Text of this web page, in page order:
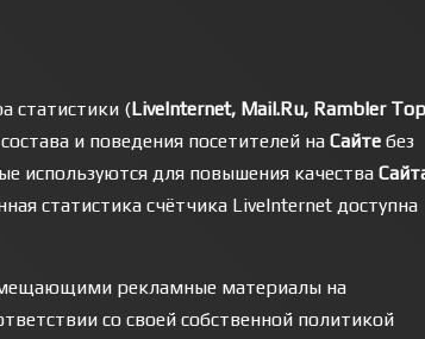
статистики (LiveInternet, Mail.Ru, Rambler Top
и поведения посетителей на Сайте без
используются для повышения качества
статистика счётчика LiveInternet доступна
рекламные материалы на
со своей собственной политикой